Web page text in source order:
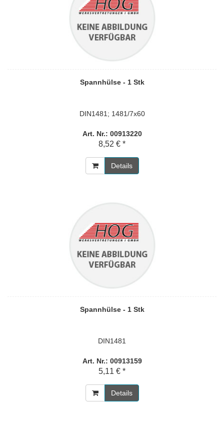
Spannhülse - 1 Stk
DIN1481; 1481/7x60
Art. Nr.: 00913220
8,52 € *
Details
Spannhülse - 1 Stk
DIN1481
Art. Nr.: 00913159
5,11 € *
Details